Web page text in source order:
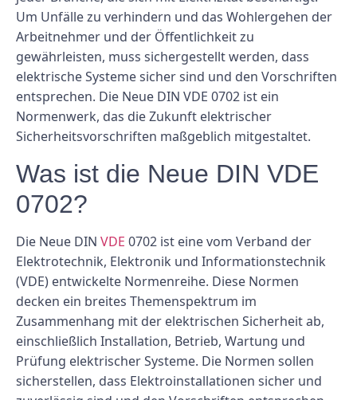
Um Unfälle zu verhindern und das Wohlergehen der
Arbeitnehmer und der Öffentlichkeit zu
gewährleisten, muss sichergestellt werden, dass
elektrische Systeme sicher sind und den Vorschriften
entsprechen. Die Neue DIN VDE 0702 ist ein
Normenwerk, das die Zukunft elektrischer
Sicherheitsvorschriften maßgeblich mitgestaltet.
Was ist die Neue DIN VDE
0702?
Die Neue DIN VDE 0702 ist eine vom Verband der
Elektrotechnik, Elektronik und Informationstechnik
(VDE) entwickelte Normenreihe. Diese Normen
decken ein breites Themenspektrum im
Zusammenhang mit der elektrischen Sicherheit ab,
einschließlich Installation, Betrieb, Wartung und
Prüfung elektrischer Systeme. Die Normen sollen
sicherstellen, dass Elektroinstallationen sicher und